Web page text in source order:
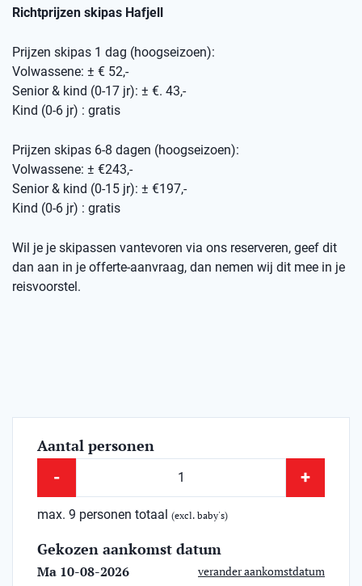
Richtprijzen skipas Hafjell
Prijzen skipas 1 dag (hoogseizoen):
Volwassene: ± € 52,-
Senior & kind (0-17 jr): ± €. 43,-
Kind (0-6 jr) : gratis
Prijzen skipas 6-8 dagen (hoogseizoen):
Volwassene: ± €243,-
Senior & kind (0-15 jr): ± €197,-
Kind (0-6 jr) : gratis
Wil je je skipassen vantevoren via ons reserveren, geef dit
dan aan in je offerte-aanvraag, dan nemen wij dit mee in je
reisvoorstel.
Aantal personen
- +
max. 9 personen totaal (excl. baby's)
Gekozen aankomst datum
Ma 10-08-2026 verander aankomstdatum